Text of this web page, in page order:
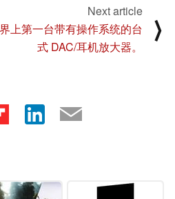
Next article
上第一台带有操作系统的台
式 DAC/耳机放大器。
⟩